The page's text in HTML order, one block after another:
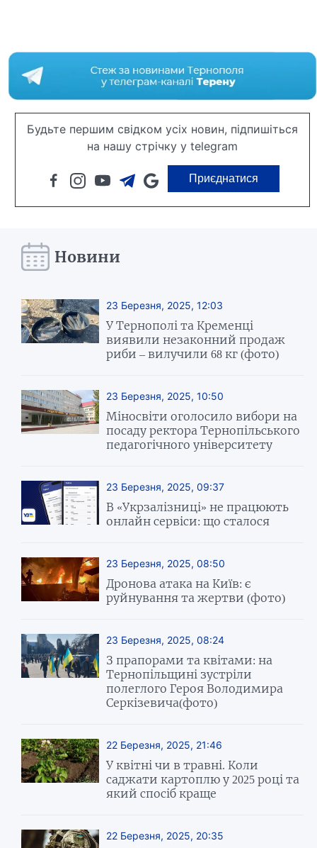
Будьте першим свідком усіх новин, підпишіться
на нашу стрічку у telegram
Приєднатися
Новини
23 Березня, 2025, 12:03
У Тернополі та Кременці
виявили незаконний продаж
риби – вилучили 68 кг (фото)
23 Березня, 2025, 10:50
Міносвіти оголосило вибори на
посаду ректора Тернопільського
педагогічного університету
23 Березня, 2025, 09:37
В «Укрзалізниці» не працюють
онлайн сервіси: що сталося
23 Березня, 2025, 08:50
Дронова атака на Київ: є
руйнування та жертви (фото)
23 Березня, 2025, 08:24
З прапорами та квітами: на
Тернопільщині зустріли
полеглого Героя Володимира
Серкізевича(фото)
22 Березня, 2025, 21:46
У квітні чи в травні. Коли
саджати картоплю у 2025 році та
який спосіб краще
22 Березня, 2025, 20:35